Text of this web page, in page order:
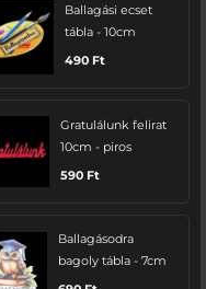
Ballagási ecset
tábla - 10cm
490 Ft
Gratulálunk felirat
10cm - piros
590 Ft
Ballagásodra
bagoly tábla - 7cm